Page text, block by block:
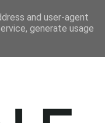
BARWNE
and user-agent
generate usage